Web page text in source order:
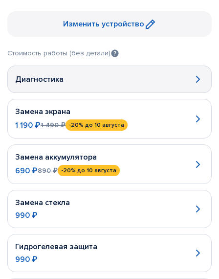
Изменить устройство
Стоимость работы (без детали)
Диагностика
Замена экрана
1 190 ₽1 490 ₽ -20% до 10 августа
Замена аккумулятора
690 ₽890 ₽ -20% до 10 августа
Замена стекла
990 ₽
Гидрогелевая защита
990 ₽